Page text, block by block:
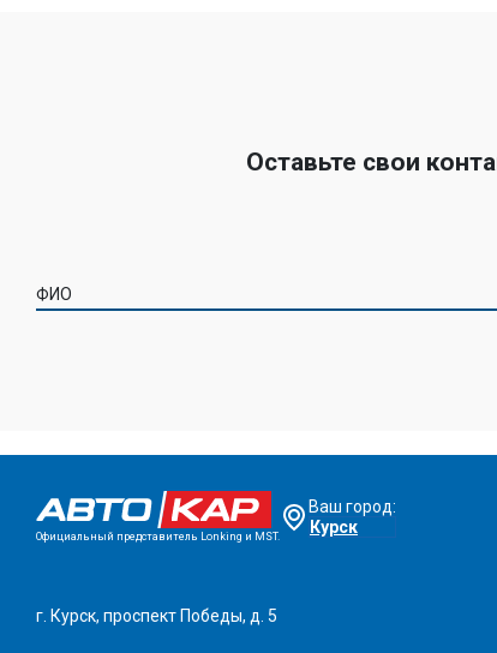
Оставьте свои
ФИО
Официальный представитель Lonking и MST.
Ваш город:
Курск
г. Курск, проспект Победы, д. 5